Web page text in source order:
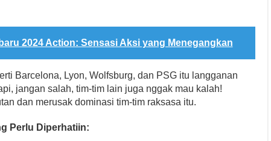
2024 Action: Sensasi Aksi yang Menegangkan
Barcelona, Lyon, Wolfsburg, dan PSG itu langganan
jangan salah, tim-tim lain juga nggak mau kalah!
dan merusak dominasi tim-tim raksasa itu.
Perlu Diperhatiin: